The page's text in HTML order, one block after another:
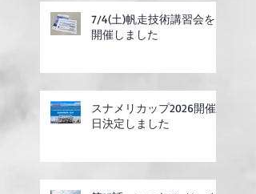
7/4(土)帆走技術講習会を
開催しました
スナメリカップ2026開催
日決定しました